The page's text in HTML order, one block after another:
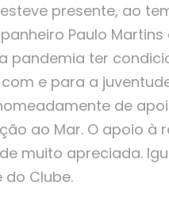
presente, ao
Paulo
pandemia ter
e para a
de
ao Mar. O apoio à
muito apreciada.
Clube.